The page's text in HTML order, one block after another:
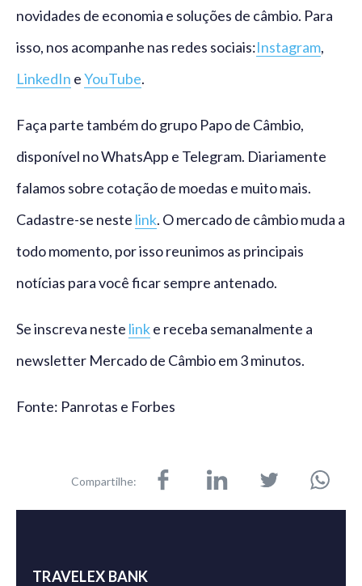
novidades de economia e soluções de câmbio. Para
isso, nos acompanhe nas redes sociais:Instagram,
LinkedIn eYouTube.
Faça parte também do grupo Papo de Câmbio,
disponível no WhatsApp e Telegram. Diariamente
falamos sobre cotação de moedas e muito mais.
Cadastre-se neste link. O mercado de câmbio muda a
todo momento, por isso reunimos as principais
notícias para você ficar sempre antenado.
Se inscreva neste linke receba semanalmente a
newsletter Mercado de Câmbio em 3 minutos.
Fonte: Panrotas e Forbes
Compartilhe:
TRAVELEX BANK